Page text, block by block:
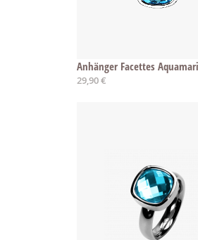
Anhänger Facettes
29,90 €